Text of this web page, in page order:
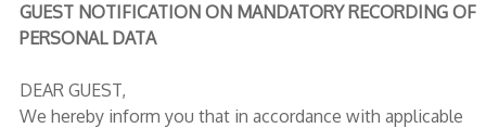
GUEST NOTIFICATION ON MANDATORY RECORDING OF
PERSONAL DATA
DEAR GUEST,
We hereby inform you that in accordance with applicable